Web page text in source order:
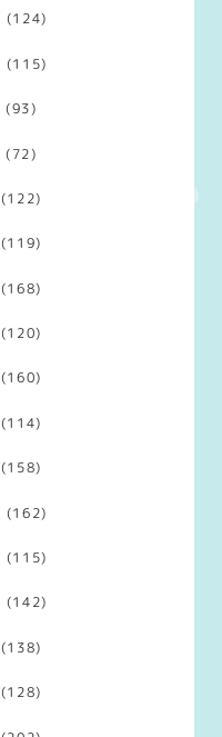
(124)
(115)
(93)
(72)
(122)
(119)
(168)
(120)
(160)
(114)
(158)
(162)
(115)
(142)
(138)
(128)